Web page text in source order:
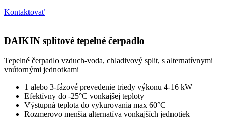
Kontaktovať
DAIKIN splitové tepelné čerpadlo
Tepelné čerpadlo vzduch-voda, chladivový split, s alternatívnymi
vnútornými jednotkami
1 alebo 3-fázové prevedenie triedy výkonu 4-16 kW
Efektívny do -25°C vonkajšej teploty
Výstupná teplota do vykurovania max 60°C
Rozmerovo menšia alternatíva vonkajších jednotiek